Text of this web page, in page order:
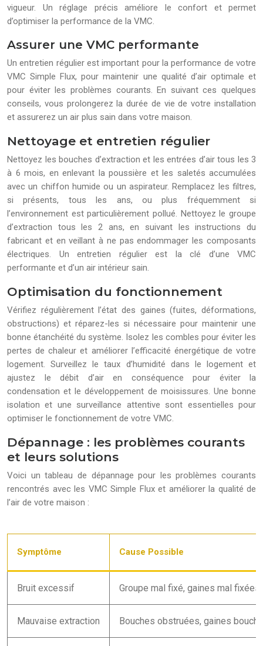
vigueur. Un réglage précis améliore le confort et permet
d’optimiser la performance de la VMC.
Assurer une VMC performante
Un entretien régulier est important pour la performance de votre
VMC Simple Flux, pour maintenir une qualité d’air optimale et
pour éviter les problèmes courants. En suivant ces quelques
conseils, vous prolongerez la durée de vie de votre installation
et assurerez un air plus sain dans votre maison.
Nettoyage et entretien régulier
Nettoyez les bouches d’extraction et les entrées d’air tous les 3
à 6 mois, en enlevant la poussière et les saletés accumulées
avec un chiffon humide ou un aspirateur. Remplacez les filtres,
si présents, tous les ans, ou plus fréquemment si
l’environnement est particulièrement pollué. Nettoyez le groupe
d’extraction tous les 2 ans, en suivant les instructions du
fabricant et en veillant à ne pas endommager les composants
électriques. Un entretien régulier est la clé d’une VMC
performante et d’un air intérieur sain.
Optimisation du fonctionnement
Vérifiez régulièrement l’état des gaines (fuites, déformations,
obstructions) et réparez-les si nécessaire pour maintenir une
bonne étanchéité du système. Isolez les combles pour éviter les
pertes de chaleur et améliorer l’efficacité énergétique de votre
logement. Surveillez le taux d’humidité dans le logement et
ajustez le débit d’air en conséquence pour éviter la
condensation et le développement de moisissures. Une bonne
isolation et une surveillance attentive sont essentielles pour
optimiser le fonctionnement de votre VMC.
Dépannage : les problèmes courants
et leurs solutions
Voici un tableau de dépannage pour les problèmes courants
rencontrés avec les VMC Simple Flux et améliorer la qualité de
l’air de votre maison :
Symptôme Cause Possible
Bruit excessif Groupe mal fixé, gaines mal
Mauvaise extraction Bouches obstruées, gaines